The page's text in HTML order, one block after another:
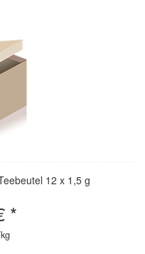
12 x 1,5 g
*